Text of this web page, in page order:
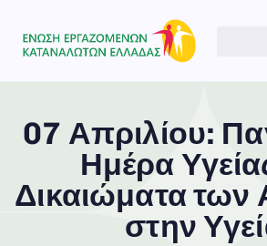
07 Απριλίου:
Ημέρα
Δικαιώματα
στην